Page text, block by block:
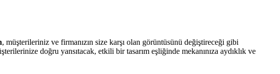
, müşterileriniz ve firmanızın size karşı olan görüntüsünü değiştireceği gibi
doğru yansıtacak, etkili bir tasarım eşliğinde mekanınıza aydıklık ve